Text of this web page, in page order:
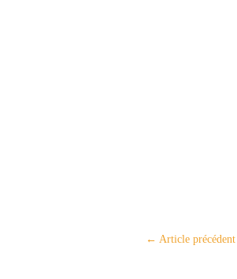
← Article précédent